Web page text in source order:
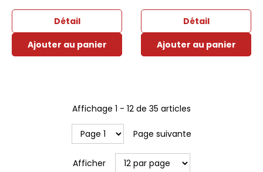
Détail
Ajouter au panier
Détail
Ajouter au panier
Affichage 1 - 12 de 35 articles
Page suivante
Afficher